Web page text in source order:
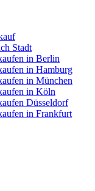
Stadt
in Berlin
in Hamburg
in München
in Köln
Düsseldorf
in Frankfurt